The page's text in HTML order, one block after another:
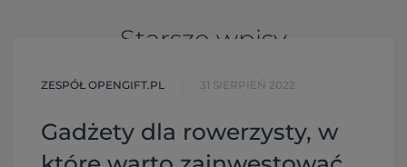
Starsze wpisy
ZESPÓŁ OPENGIFT.PL 31 SIERPIEŃ 2022
Gadżety dla rowerzysty, w